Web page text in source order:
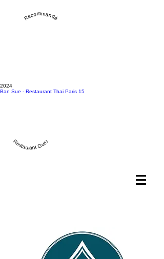
Recommandé
2024
Ban Sue - Restaurant Thai Paris 15
Restaurant Guru